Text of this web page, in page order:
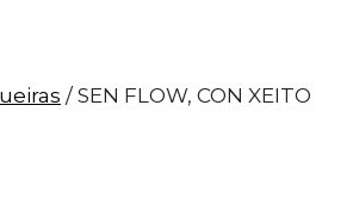
/ SEN FLOW, CON XEITO